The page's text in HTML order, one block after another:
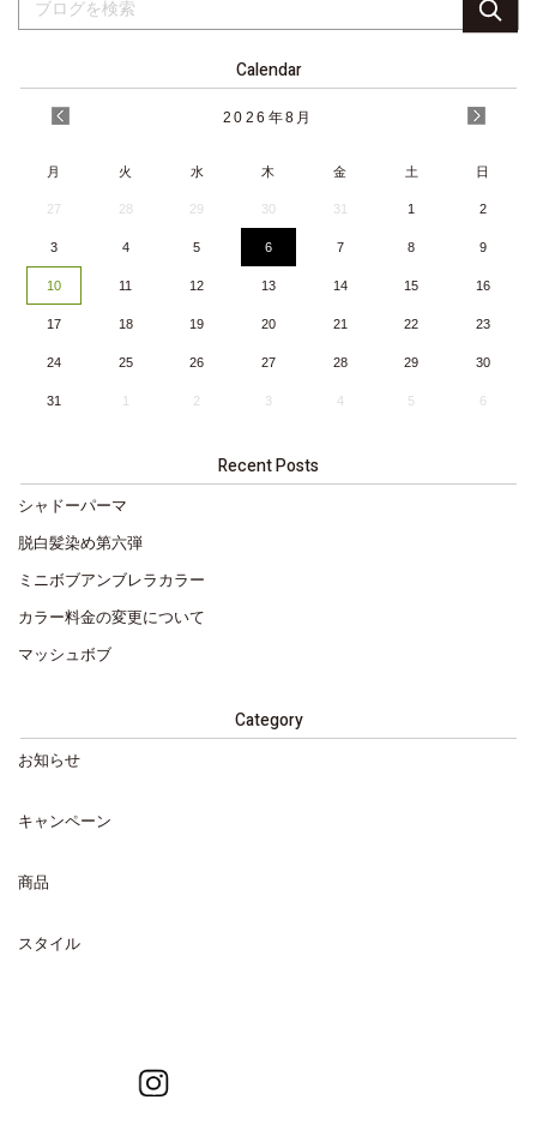
Calendar
2026 年8月
月 火 水 木 金 土 日
27 28 29 30 31 1 2
3 4 5 6 7 8 9
10 11 12 13 14 15 16
17 18 19 20 21 22 23
24 25 26 27 28 29 30
31 2 3 4 5 6
Recent Posts
シャドーパーマ
脱白髪染め第六弾
ミニボブアンブレラカラー
カラー料金の変更について
マッシュボブ
Category
お知らせ
キャンペーン
商品
スタイル